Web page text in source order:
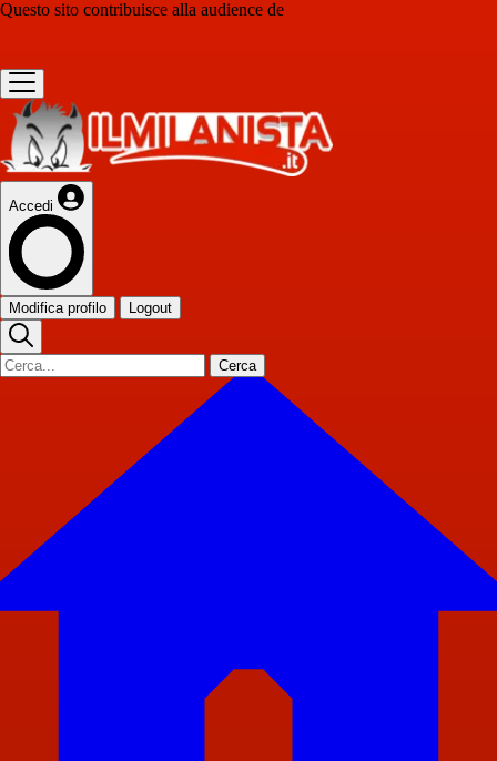
Questo sito contribuisce alla audience de
Accedi
Modifica profilo Logout
Cerca